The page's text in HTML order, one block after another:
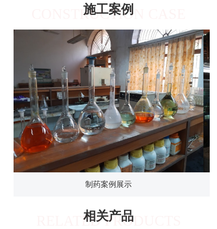
施工案例
CONSTRUCTION CASE
制药案例展示
相关产品
RELATED PRODUCTS